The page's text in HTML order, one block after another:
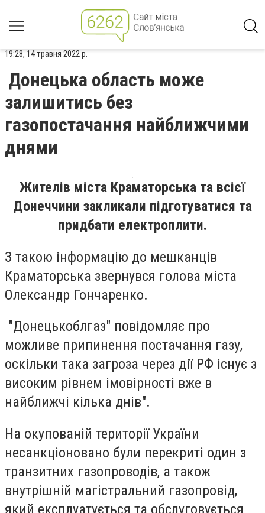
19:28, 14 травня 2022 р.
Донецька область може
залишитись без
газопостачання найближчими
днями
Жителів міста Краматорська та всієї
Донеччини закликали підготуватися та
придбати електроплити.
З такою інформацію до мешканців
Краматорська звернувся голова міста
Олександр Гончаренко.
"Донецькоблгаз" повідомляє про
можливе припинення постачання газу,
оскільки така загроза через дії РФ існує з
високим рівнем імовірності вже в
найближчі кілька днів".
На окупованій території України
несанкціоновано були перекриті один з
транзитних газопроводів, а також
внутрішній магістральний газопровід,
який експлуатується та обслуговується